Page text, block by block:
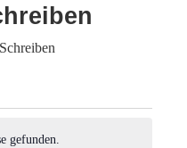
gefunden.